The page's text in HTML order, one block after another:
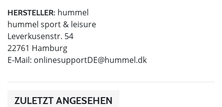
HERSTELLER: hummel
hummel sport & leisure
Leverkusenstr. 54
22761 Hamburg
E-Mail: onlinesupportDE@hummel.dk
ZULETZT ANGESEHEN